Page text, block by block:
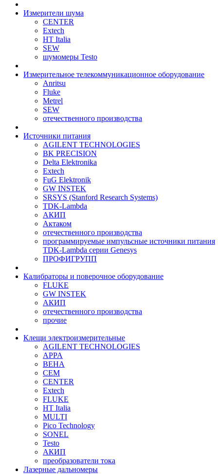
Измерители шума
CENTER
Extech
HT Italia
SEW
шумомеры Testo
Измерительное телекоммуникационное оборудование
Anritsu
Fluke
Metrel
SEW
отечественного производства
Источники питания
AGILENT TECHNOLOGIES
BK PRECISION
Delta Elektronika
Extech
FuG Elektronik
GW INSTEK
SRSYS (Stanford Research Systems)
TDK-Lambda
АКИП
Актаком
отечественного производства
программируемые импульсные источники питания
TDK-Lambda серии Genesys
ПРОФИГРУПП
Калибраторы и поверочное оборудование
FLUKE
GW INSTEK
АКИП
отечественного производства
прочие
Клещи электроизмерительные
AGILENT TECHNOLOGIES
APPA
BEHA
CEM
CENTER
Extech
FLUKE
HT Italia
MULTI
Pico Technology
SONEL
Testo
АКИП
преобразователи тока
Лазерные дальномеры